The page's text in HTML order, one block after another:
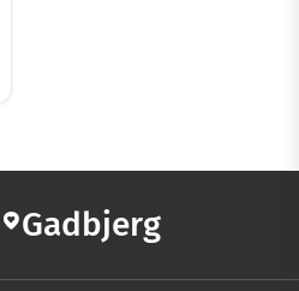
Gadbjerg